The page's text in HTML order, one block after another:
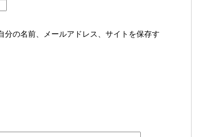
の名前、メールアドレス、サイトを保存す